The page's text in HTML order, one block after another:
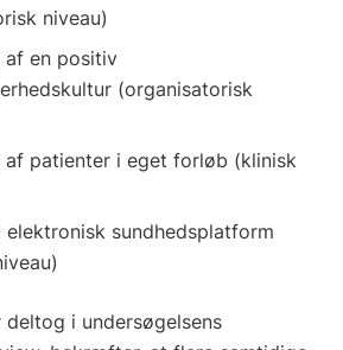
niveau)
af en positiv
(organisatorisk
af patienter i eget forløb (klinisk
elektronisk sundhedsplatform
deltog i undersøgelsens